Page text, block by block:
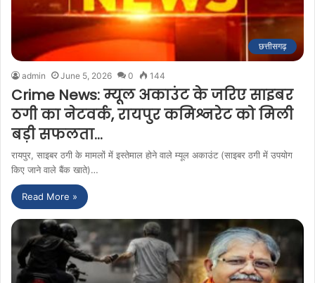
छत्तीसगढ़
admin June 5, 2026 0 144
Crime News: म्यूल अकाउंट के जरिए साइबर
ठगी का नेटवर्क, रायपुर कमिश्नरेट को मिली
बड़ी सफलता…
रायपुर, साइबर ठगी के मामलों में इस्तेमाल होने वाले म्यूल अकाउंट (साइबर ठगी में उपयोग
किए जाने वाले बैंक खाते)…
Read More »